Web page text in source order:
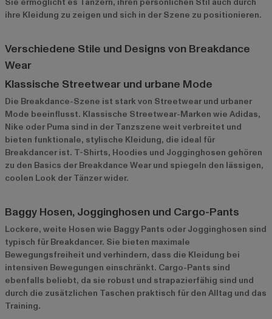
Sie ermöglicht es Tänzern, ihren persönlichen Stil auch durch
ihre Kleidung zu zeigen und sich in der Szene zu positionieren.
Verschiedene Stile und Designs von Breakdance
Wear
Klassische Streetwear und urbane Mode
Die Breakdance-Szene ist stark von Streetwear und urbaner
Mode beeinflusst. Klassische Streetwear-Marken wie Adidas,
Nike oder Puma sind in der Tanzszene weit verbreitet und
bieten funktionale, stylische Kleidung, die ideal für
Breakdancer ist. T-Shirts, Hoodies und Jogginghosen gehören
zu den Basics der Breakdance Wear und spiegeln den lässigen,
coolen Look der Tänzer wider.
Baggy Hosen, Jogginghosen und Cargo-Pants
Lockere, weite Hosen wie Baggy Pants oder Jogginghosen sind
typisch für Breakdancer. Sie bieten maximale
Bewegungsfreiheit und verhindern, dass die Kleidung bei
intensiven Bewegungen einschränkt. Cargo-Pants sind
ebenfalls beliebt, da sie robust und strapazierfähig sind und
durch die zusätzlichen Taschen praktisch für den Alltag und das
Training.